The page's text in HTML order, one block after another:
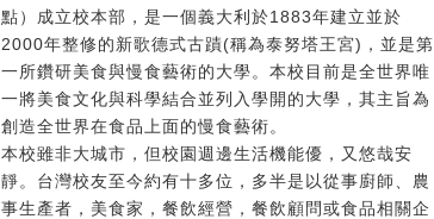
點）成立校本部，是一個義大利於1883年建立並於
2000年整修的新歌德式古蹟(稱為泰努塔王宮)，並是第
一所鑽研美食與慢食藝術的大學。本校目前是全世界唯
一將美食文化與科學結合並列入學開的大學，其主旨為
創造全世界在食品上面的慢食藝術。
本校雖非大城市，但校園週邊生活機能優，又悠哉安
靜。台灣校友至今約有十多位，多半是以從事廚師、農
事生產者，美食家，餐飲經營，餐飲顧問或食品相關企